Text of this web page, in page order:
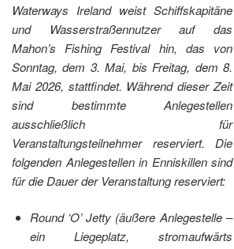
Waterways Ireland weist Schiffskapitäne
und Wasserstraßennutzer auf das
Mahon’s Fishing Festival hin, das von
Sonntag, dem 3. Mai, bis Freitag, dem 8.
Mai 2026, stattfindet. Während dieser Zeit
sind bestimmte Anlegestellen
ausschließlich für
Veranstaltungsteilnehmer reserviert. Die
folgenden Anlegestellen in Enniskillen sind
für die Dauer der Veranstaltung reserviert:
Round ‘O’ Jetty (äußere Anlegestelle –
ein Liegeplatz, stromaufwärts